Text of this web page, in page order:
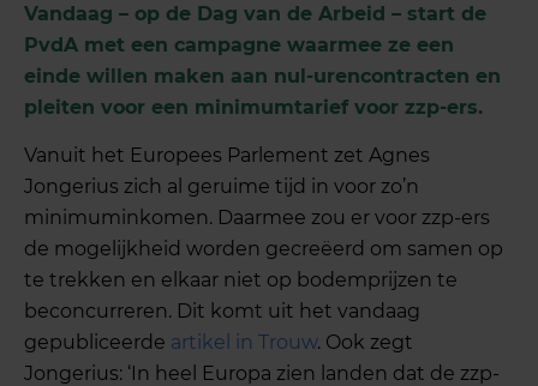
Vandaag – op de Dag van de Arbeid – start de
PvdA met een campagne waarmee ze een
einde willen maken aan nul-urencontracten en
pleiten voor een minimumtarief voor zzp-ers.
Vanuit het Europees Parlement zet Agnes
Jongerius zich al geruime tijd in voor zo’n
minimuminkomen. Daarmee zou er voor zzp-ers
de mogelijkheid worden gecreëerd om samen op
te trekken en elkaar niet op bodemprijzen te
beconcurreren. Dit komt uit het vandaag
gepubliceerde artikel in Trouw. Ook zegt
Jongerius: ‘In heel Europa zien landen dat de zzp-